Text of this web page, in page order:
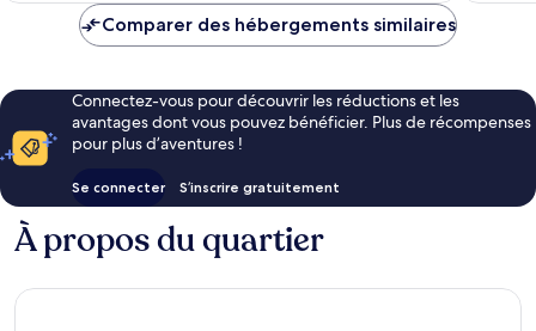
de
Comparer des hébergements similaires
Connectez-vous pour découvrir les réductions et les
avantages dont vous pouvez bénéficier. Plus de récompenses
pour plus d’aventures !
Se connecter S’inscrire gratuitement
À propos du quartier